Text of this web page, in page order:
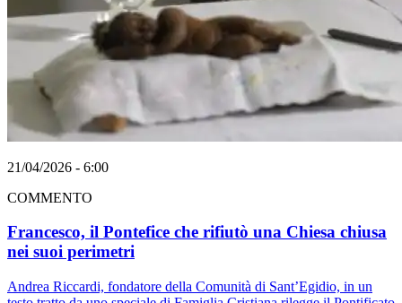
21/04/2026 - 6:00
COMMENTO
Francesco, il Pontefice che rifiutò una Chiesa chiusa
nei suoi perimetri
Andrea Riccardi, fondatore della Comunità di Sant’Egidio, in un